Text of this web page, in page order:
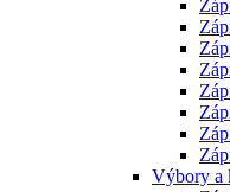
Výbory a